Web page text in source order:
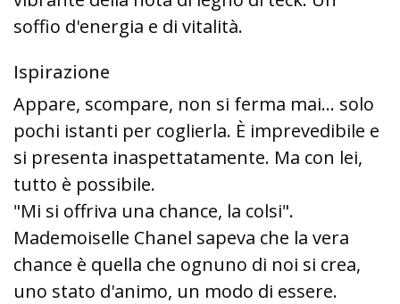
soffio d'energia e di vitalità.
Ispirazione
Appare, scompare, non si ferma mai... solo
pochi istanti per coglierla. È imprevedibile e
si presenta inaspettatamente. Ma con lei,
tutto è possibile.
"Mi si offriva una chance, la colsi".
Mademoiselle Chanel sapeva che la vera
chance è quella che ognuno di noi si crea,
uno stato d'animo, un modo di essere.